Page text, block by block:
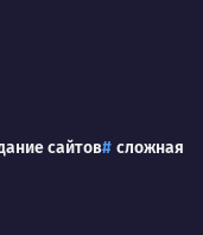
сайтов сложная